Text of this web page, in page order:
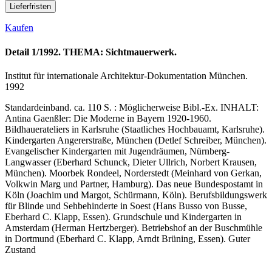
Lieferfristen
Kaufen
Detail 1/1992. THEMA: Sichtmauerwerk.
Institut für internationale Architektur-Dokumentation München.
1992
Standardeinband. ca. 110 S. : Möglicherweise Bibl.-Ex. INHALT:
Antina Gaenßler: Die Moderne in Bayern 1920-1960.
Bildhauerateliers in Karlsruhe (Staatliches Hochbauamt, Karlsruhe).
Kindergarten Angererstraße, München (Detlef Schreiber, München).
Evangelischer Kindergarten mit Jugendräumen, Nürnberg-
Langwasser (Eberhard Schunck, Dieter Ullrich, Norbert Krausen,
München). Moorbek Rondeel, Norderstedt (Meinhard von Gerkan,
Volkwin Marg und Partner, Hamburg). Das neue Bundespostamt in
Köln (Joachim und Margot, Schürmann, Köln). Berufsbildungswerk
für Blinde und Sehbehinderte in Soest (Hans Busso von Busse,
Eberhard C. Klapp, Essen). Grundschule und Kindergarten in
Amsterdam (Herman Hertzberger). Betriebshof an der Buschmühle
in Dortmund (Eberhard C. Klapp, Arndt Brüning, Essen). Guter
Zustand